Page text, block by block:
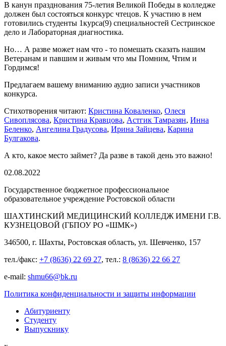
В канун празднования 75-летия Великой Победы в колледже
должен был состояться конкурс чтецов. К участию в нем
готовились студенты 1курса(9) специальностей Сестринское
дело и Лабораторная диагностика.
Но… А разве может нам что - то помешать сказать нашим
Ветеранам и павшим и живым что мы Помним, Чтим и
Гордимся!
Предлагаем вашему вниманию аудио записи участников
конкурса.
Стихотворения читают: Кристина Коваленко, Олеся
Сивоплясова, Кристина Кравцова, Астгик Тамразян, Инна
Беленко, Ангелина Градусова, Ирина Зайцева, Карина
Булгакова.
А кто, какое место займет? Да разве в такой день это важно!
02.08.2022
Государственное бюджетное профессиональное
образовательное учреждение Ростовской области
ШАХТИНСКИЙ МЕДИЦИНСКИЙ КОЛЛЕДЖ ИМЕНИ Г.В.
КУЗНЕЦОВОЙ (ГБПОУ РО «ШМК»)
346500, г. Шахты, Ростовская область, ул. Шевченко, 157
тел./факс: +7 (8636) 22 69 27, тел.: 8 (8636) 22 66 27
e-mail: shmu66@bk.ru
Политика конфиденциальности и защиты информации
Абитуриенту
Студенту
Выпускнику